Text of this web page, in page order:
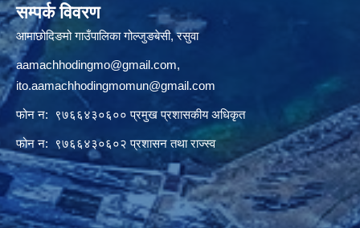
सम्पर्क विवरण
आमाछोदिङमो गाउँपालिका गोल्जुङबेसी, रसुवा
aamachhodingmo@gmail.com,
ito.aamachhodingmomun@gmail.com
फोन न: ९७६६४३०६०० प्रमुख प्रशासकीय अधिकृत
फोन न: ९७६६४३०६०२ प्रशासन तथा राज्स्व